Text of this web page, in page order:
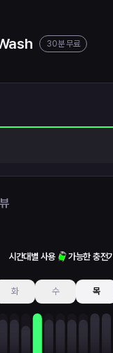
30분 무료
시간대별 사용 가능한 충전기
화 수 목